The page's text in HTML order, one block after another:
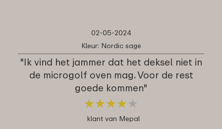
02-05-2024
Kleur: Nordic sage
"Ik vind het jammer dat het deksel niet in
de microgolf oven mag. Voor de rest
goede kommen"
★★★★ ★
★★★★ ★
klant van Mepal